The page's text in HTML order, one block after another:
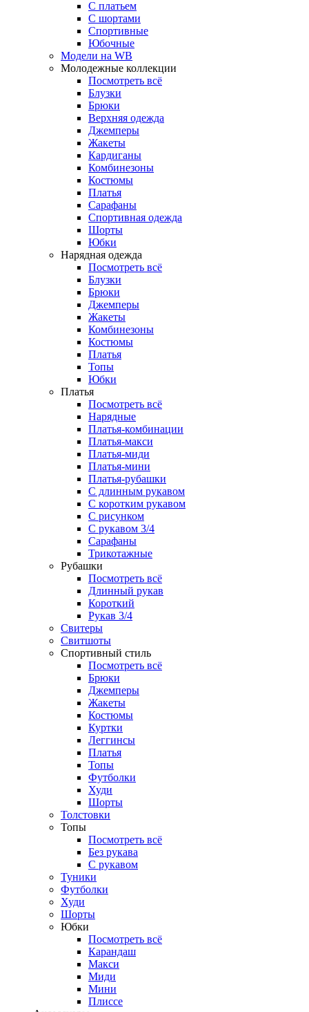
С платьем
С шортами
Спортивные
Юбочные
Модели на WB
Молодежные коллекции
Посмотреть всё
Блузки
Брюки
Верхняя одежда
Джемперы
Жакеты
Кардиганы
Комбинезоны
Костюмы
Платья
Сарафаны
Спортивная одежда
Шорты
Юбки
Нарядная одежда
Посмотреть всё
Блузки
Брюки
Джемперы
Жакеты
Комбинезоны
Костюмы
Платья
Топы
Юбки
Платья
Посмотреть всё
Нарядные
Платья-комбинации
Платья-макси
Платья-миди
Платья-мини
Платья-рубашки
С длинным рукавом
С коротким рукавом
С рисунком
С рукавом 3/4
Сарафаны
Трикотажные
Рубашки
Посмотреть всё
Длинный рукав
Короткий
Рукав 3/4
Свитеры
Свитшоты
Спортивный стиль
Посмотреть всё
Брюки
Джемперы
Жакеты
Костюмы
Куртки
Леггинсы
Платья
Топы
Футболки
Худи
Шорты
Толстовки
Топы
Посмотреть всё
Без рукава
С рукавом
Туники
Футболки
Худи
Шорты
Юбки
Посмотреть всё
Карандаш
Макси
Миди
Мини
Плиссе